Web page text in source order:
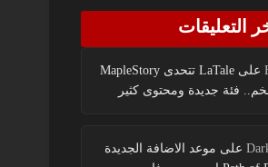
التعليقات
على
LaTale تتحدى MapleStory
فئة جديدة ومحتوى كثير
على موعد الاضافة الجديدة